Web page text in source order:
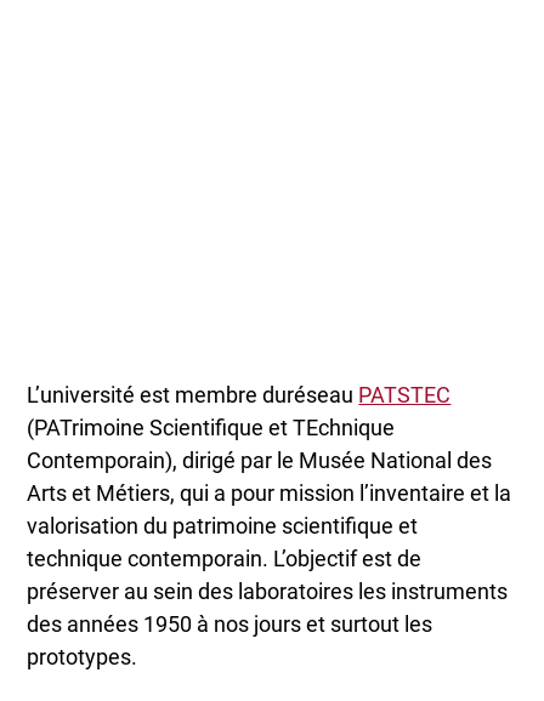
L’université est membre duréseau PATSTEC
(PATrimoine Scientifique et TEchnique
Contemporain), dirigé par le Musée National des
Arts et Métiers, qui a pour mission l’inventaire et la
valorisation du patrimoine scientifique et
technique contemporain. L’objectif est de
préserver au sein des laboratoires les instruments
des années 1950 à nos jours et surtout les
prototypes.